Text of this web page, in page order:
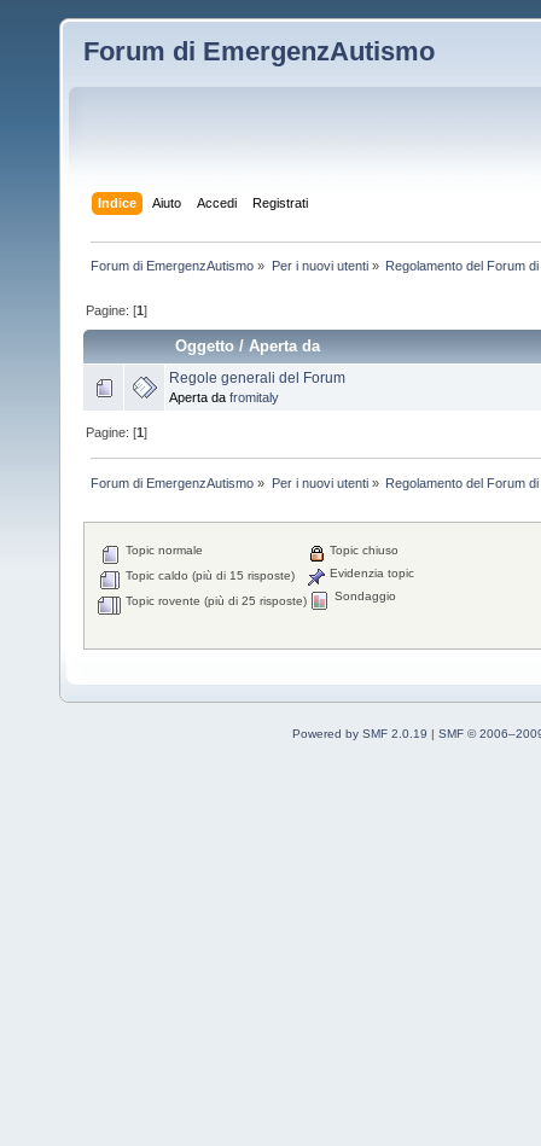
Forum di EmergenzAutismo
Indice Aiuto Accedi Registrati
Forum di EmergenzAutismo » Per i nuovi utenti» Regolamento del Forum
Pagine: [1]
Oggetto /Aperta da
Regole generali del Forum
Aperta da fromitaly
Pagine: [1]
Forum di EmergenzAutismo » Per i nuovi utenti» Regolamento del Forum
Topic normale
Topic caldo (più di 15 risposte)
Topic rovente (più di 25 risposte)
Topic chiuso
Evidenzia topic
Sondaggio
Powered by SMF 2.0.19
SMF ©